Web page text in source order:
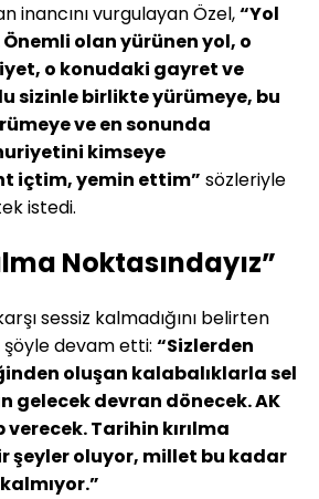
inancını vurgulayan Özel,“Yol
olan yürünen yol, o
o konudaki gayret ve
sizinle birlikte yürümeye, bu
ve en sonunda
kimseye
içtim, yemin ettim” sözleriyle
istedi.
Noktasındayız”
sessiz kalmadığını belirten
şöyle devam etti: “Sizlerden
oluşan kalabalıklarla sel
gelecek devran dönecek. AK
Tarihin kırılma
şeyler oluyor, millet bu kadar